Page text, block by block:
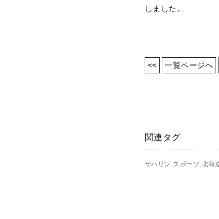
しました。
<< 一覧ページへ
関連タグ
サハリン スポーツ 北海